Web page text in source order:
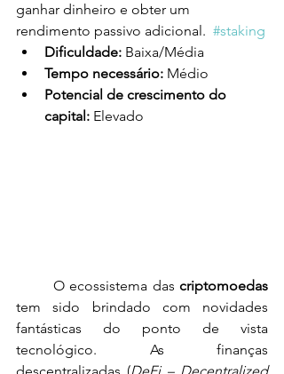
ganhar dinheiro e obter um
rendimento passivo adicional. #staking
Dificuldade: Baixa/Média
Tempo necessário: Médio
Potencial de crescimento do
capital : Elevado
	O ecossistema das
criptomoedas
tem sido brindado com novidades
fantásticas do ponto de vista
tecnológico. As finanças